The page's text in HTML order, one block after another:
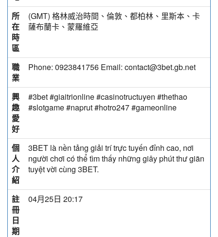
所
在
時
區
(GMT) 格林威治時間、倫敦、都柏林、里斯本、卡
薩布蘭卡、蒙羅維亞
職
業
Phone: 0923841756 Email: contact@3bet.gb.net
興
趣
愛
好
#3bet #giaitrionline #casinotructuyen #thethao
#slotgame #naprut #hotro247 #gameonline
個
人
介
紹
3BET là nền tảng giải trí trực tuyến đỉnh cao, nơi
người chơi có thể tìm thấy những giây phút thư giãn
tuyệt vời cùng 3BET.
註
冊
日
期
04月25日 20:17